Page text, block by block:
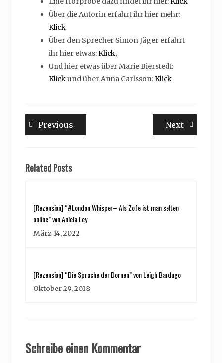
Über die Autorin erfahrt ihr hier mehr:
Klick
Über den Sprecher Simon Jäger erfahrt
ihr hier etwas:Klick,
Und hier etwas über Marie Bierstedt:
Klickund über Anna Carlsson:Klick
Beitragsnavigation
Previous NextNext
Related Posts
[Rezension] “#London Whisper– Als Zofe ist man selten
online” von Aniela Ley
März 14, 2022
[Rezension] “Die Sprache der Dornen” von Leigh Bardugo
Oktober 29, 2018
Schreibe einen Kommentar